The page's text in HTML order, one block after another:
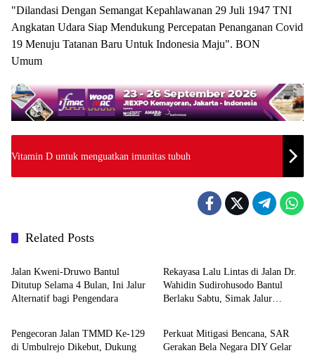
"Dilandasi Dengan Semangat Kepahlawanan 29 Juli 1947 TNI
Angkatan Udara Siap Mendukung Percepatan Penanganan Covid
19 Menuju Tatanan Baru Untuk Indonesia Maju". BON
Umum
Vitamin D untuk menguatkan imunitas tubuh
Related Posts
Berita
Jalan Kweni-Druwo Bantul
Ditutup Selama 4 Bulan, Ini Jalur
Alternatif bagi Pengendara
Rekayasa Lalu Lintas di Jalan Dr.
Wahidin Sudirohusodo Bantul
Berlaku Sabtu, Simak Jalur
Berita
Pengecoran Jalan TMMD Ke-129
di Umbulrejo Dikebut, Dukung
Berita
Perkuat Mitigasi Bencana, SAR
Gerakan Bela Negara DIY Gelar